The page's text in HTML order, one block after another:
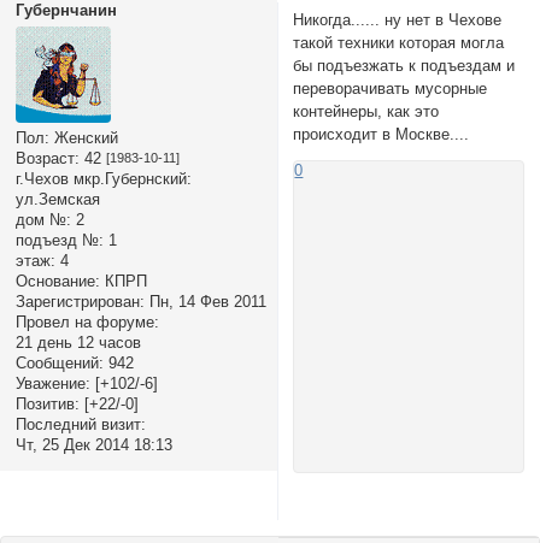
Губернчанин
Пол: Женский
Возраст: 42 [1983-10-11]
г.Чехов мкр.Губернский:
ул.Земская
дом №: 2
подъезд №: 1
этаж: 4
Основание: КПРП
Зарегистрирован: Пн, 14 Фев 2011
Провел на форуме:
21 день 12 часов
Сообщений: 942
Уважение: [+102/-6]
Позитив: [+22/-0]
Последний визит:
Чт, 25 Дек 2014 18:13
Никогда...... ну нет в Чехове
такой техники которая могла
бы подъезжать к подъездам и
переворачивать мусорные
контейнеры, как это
происходит в Москве....
0